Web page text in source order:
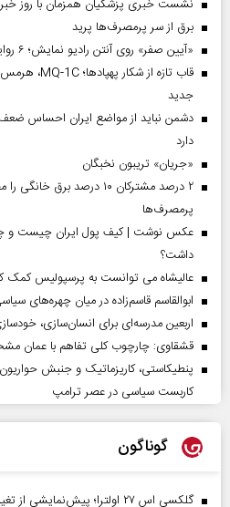
نشست خبری پزشکیان همزمان با روز
برق از سر پرمصرف‌ها پرید
«آیین صفر» روی آنتن رادیو نمایش؛ ۶ روایت از اخلاق و سیره اهل‌بیت(ع)
جدید
دشمن نباید از مواضع ایران احساس
دارد
«جریان» تریبون نخبگان
۲ درصد مشترکان ۱۰ درصد
پرمصرف‌ها
عکس نوشت | کیف پول ایران چیست و
داشت؟
عالیشاه می توانست به پرسپولیس کمک
ابوالقاسم قاسم‌زاده در میان چهره‌های
اربعین مدرسه‌ای برای انسان‌سازی،
قشقاوی: چارچوب کلی تفاهم با عمان
پنطیکاستی، کاریزماتیک و جنبش
کاربست سیاسی در عصر ترامپ
گوناگون
گلکسی اس ۲۷ اولترا؛